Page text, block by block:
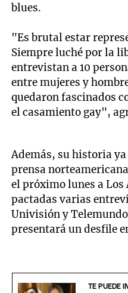
blues.
"Es brutal estar
Siempre luché por la
entrevistan a 10
entre mujeres y
quedaron fascinados
el casamiento gay",
Además, su historia
prensa
el próximo lunes a Los
pactadas varias
Univisión y
presentará un desfile
TE PUEDE